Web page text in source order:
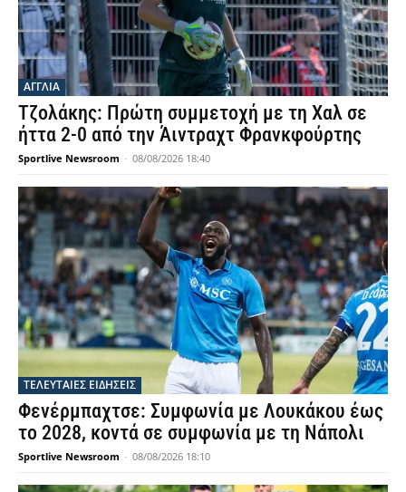
ΑΓΓΛΙΑ
Τζολάκης: Πρώτη συμμετοχή με τη Χαλ σε
ήττα 2-0 από την Άιντραχτ Φρανκφούρτης
Sportlive Newsroom - 08/08/2026 18:40
ΤΕΛΕΥΤΑΙΕΣ ΕΙΔΗΣΕΙΣ
Φενέρμπαχτσε: Συμφωνία με Λουκάκου έως
το 2028, κοντά σε συμφωνία με τη Νάπολι
Sportlive Newsroom - 08/08/2026 18:10